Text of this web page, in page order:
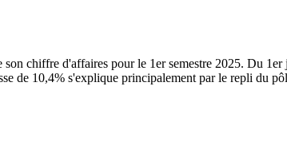
chiffre d'affaires pour le 1er semestre 2025. Du
de 10,4% s'explique principalement par le repli du